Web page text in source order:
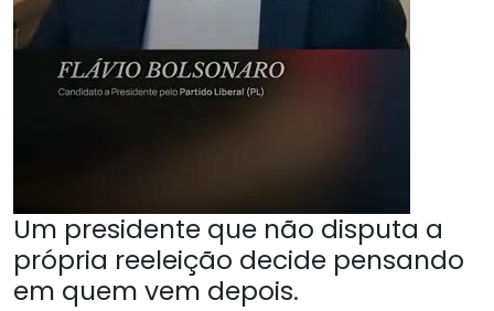
Um presidente que não disputa a
própria reeleição decide pensando
em quem vem depois.